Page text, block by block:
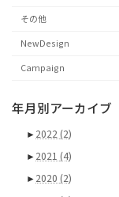
その他
NewDesign
Campaign
年月別アーカイブ
►2022 (2)
►2021 (4)
►2020 (2)